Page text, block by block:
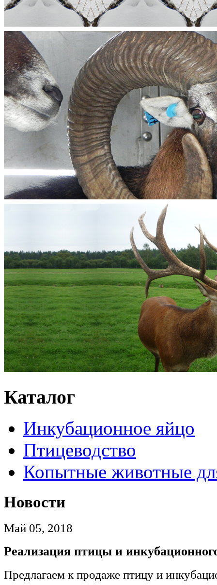
Каталог
Инкубационное яйцо
Птицеводство
Копытные животные
Новости
Май 05, 2018
Реализация птицы и
Предлагаем к продаже птицу и